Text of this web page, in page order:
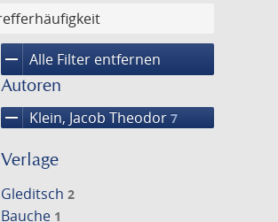
remove Alle Filter entfernen
Autoren
remove Klein, Jacob Theodor 7
Verlage
Gleditsch 2
Bauche 1